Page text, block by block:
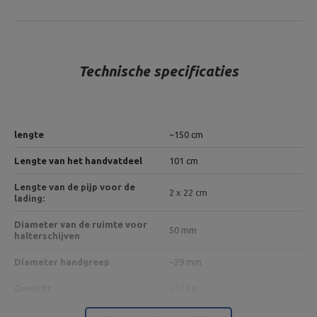
Technische specificaties
lengte ~150 cm
Lengte van het handvatdeel 101 cm
Lengte van de pijp voor de
lading:
2 x 22 cm
Diameter van de ruimte voor
halterschijven
50 mm
Diameter handgreep ~29 mm